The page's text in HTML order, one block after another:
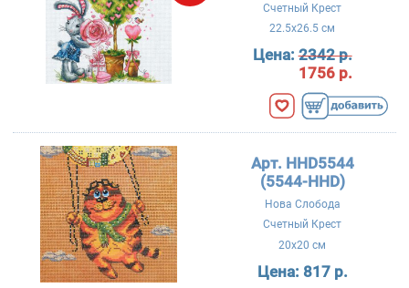
Счетный Крест
22.5x26.5 см
Цена:2342 р.
1756 р.
Арт. HHD5544
(5544-HHD)
Нова Слобода
Счетный Крест
20x20 см
Цена: 817 р.